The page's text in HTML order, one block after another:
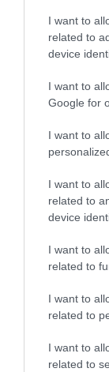
I want to
related to
device
I want to
Google for
I want to
I want to
related to
device
I want to
related to
I want to
related to
I want to
related to
01.08.2026
πωλήσεων
καλοκαιριού